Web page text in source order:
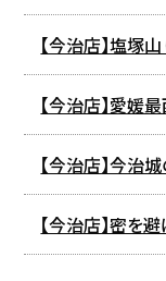
【今治店】塩塚
【今治店】愛媛
【今治店】今治
【今治店】密を